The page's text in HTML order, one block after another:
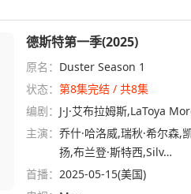
德斯特第一季(2025)
原名： Duster Season 1
状态： 第8集完结 / 共8集
编剧： J·J·艾布拉姆斯,LaToya
主演： 乔什·哈洛威,瑞秋·希尔森
扬,布兰登·斯特西,Silv…
首播： 2025-05-15(美国)